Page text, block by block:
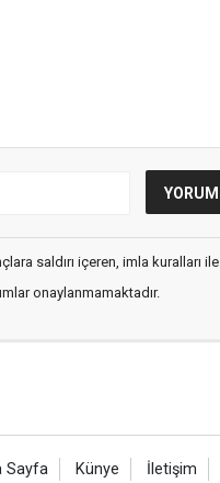
saldırı içeren, imla kuralları ile
onaylanmamaktadır.
Sayfa Künye İletişim